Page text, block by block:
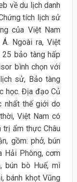
về du lịch danh
tích lịch sử
của Việt Nam
Ngoài ra, Việt
25 bảo tàng hấp
bình chọn với
sử, Bảo tàng
học. Địa đạo Củ
nhất thế giới do
Việt Nam có
trị ẩm thực Châu
gồm: phở, bún
Hải Phòng, cơm
bún bò Huế, mì
bánh khọt Vũng